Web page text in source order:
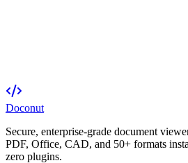
Doconut
Secure, enterprise-grade document
PDF, Office, CAD, and 50+ formats
zero plugins.